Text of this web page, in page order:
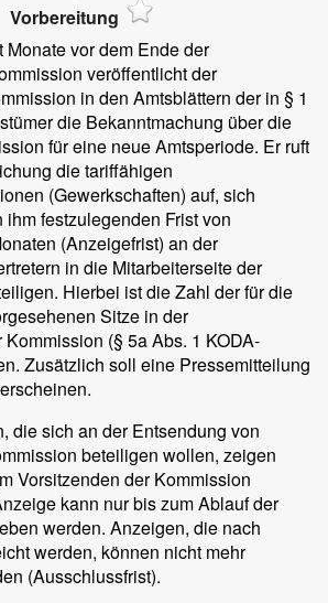
Vorbereitung
Monate vor dem Ende der
veröffentlicht der
in den Amtsblättern der in § 1
die Bekanntmachung über die
für eine neue Amtsperiode. Er ruft
die tariffähigen
(Gewerkschaften) auf, sich
festzulegenden Frist von
(Anzeigefrist) an der
in die Mitarbeiterseite der
Hierbei ist die Zahl der für die
Sitze in der
(§ 5a Abs. 1 KODA-
Zusätzlich soll eine Pressemitteilung
die sich an der Entsendung von
beteiligen wollen, zeigen
Vorsitzenden der Kommission
kann nur bis zum Ablauf der
werden. Anzeigen, die nach
werden, können nicht mehr
(Ausschlussfrist).